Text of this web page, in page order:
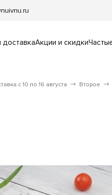
доставкаАкции и скидки
с 10 по 16 августа Второе